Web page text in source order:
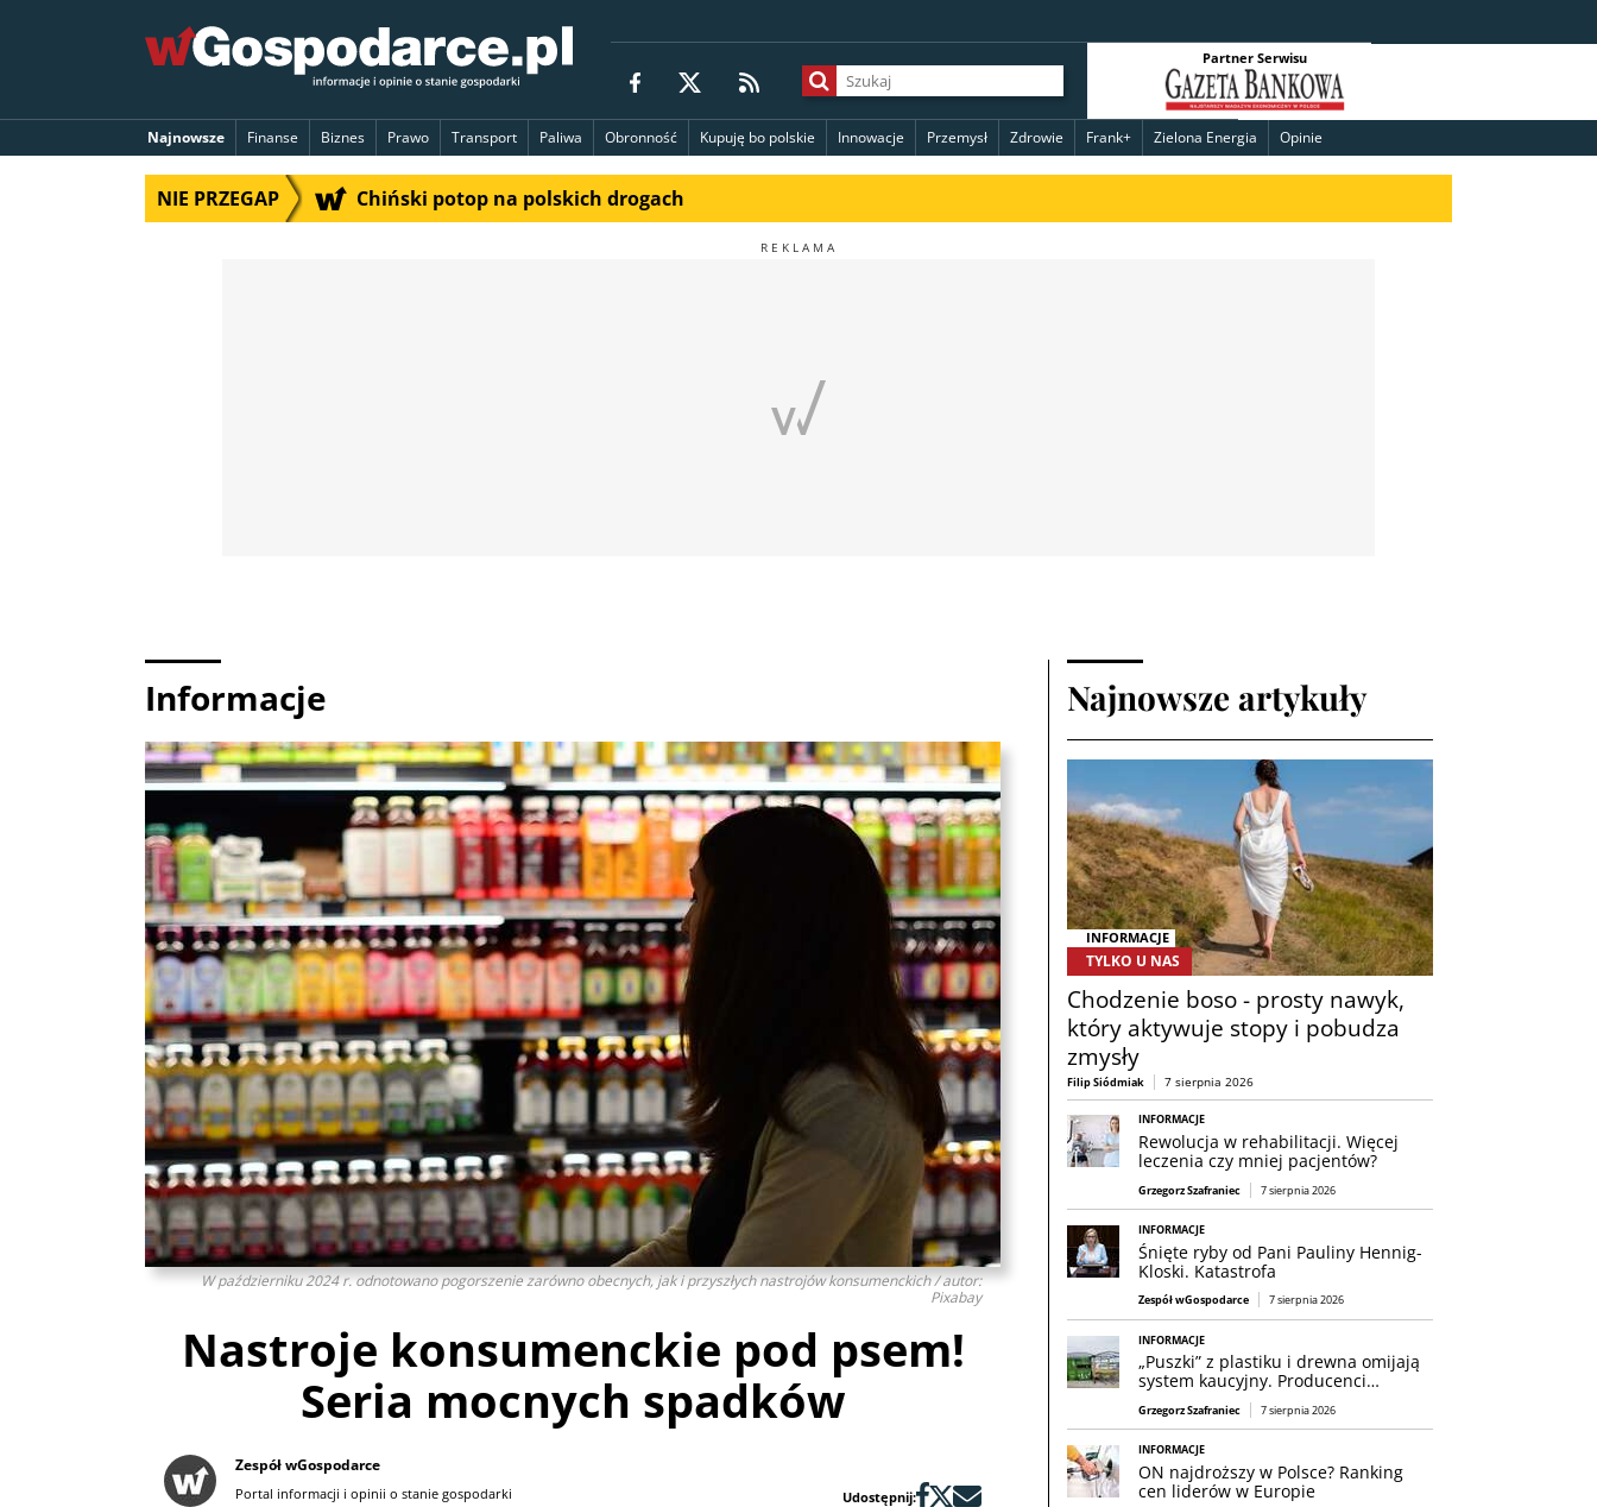
Partner Serwisu
Najnowsze Finanse Biznes Prawo Transport Paliwa Obronność Kupuję bo polskie Innowacje Przemysł Zdrowie Frank+ Zielona Energia Opinie
NIE PRZEGAP Chiński potop na polskich drogach
Informacje
W październiku 2024 r. odnotowano pogorszenie zarówno obecnych, jak i przyszłych nastrojów konsumenckich / autor:
Pixabay
Nastroje konsumenckie pod psem!
Seria mocnych spadków
Zespół wGospodarce
Portal informacji i opinii o stanie gospodarki Udostępnij:
Najnowsze artykuły
INFORMACJE
TYLKO U NAS
Chodzenie boso - prosty nawyk,
który aktywuje stopy i pobudza
zmysły
Filip Siódmiak 7 sierpnia 2026
INFORMACJE
Rewolucja w rehabilitacji. Więcej
leczenia czy mniej pacjentów?
Grzegorz Szafraniec 7 sierpnia 2026
INFORMACJE
Śnięte ryby od Pani Pauliny Hennig-
Kloski. Katastrofa
Zespół wGospodarce 7 sierpnia 2026
INFORMACJE
„Puszki” z plastiku i drewna omijają
system kaucyjny. Producenci…
Grzegorz Szafraniec 7 sierpnia 2026
INFORMACJE
ON najdroższy w Polsce? Ranking
cen liderów w Europie